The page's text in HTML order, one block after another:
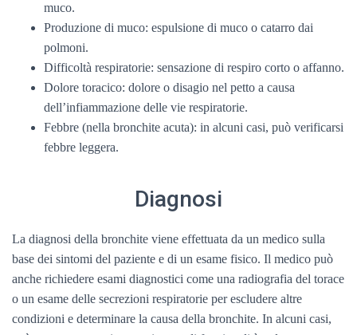
muco.
Produzione di muco: espulsione di muco o catarro dai
polmoni.
Difficoltà respiratorie: sensazione di respiro corto o affanno.
Dolore toracico: dolore o disagio nel petto a causa
dell’infiammazione delle vie respiratorie.
Febbre (nella bronchite acuta): in alcuni casi, può verificarsi
febbre leggera.
Diagnosi
La diagnosi della bronchite viene effettuata da un medico sulla
base dei sintomi del paziente e di un esame fisico. Il medico può
anche richiedere esami diagnostici come una radiografia del torace
o un esame delle secrezioni respiratorie per escludere altre
condizioni e determinare la causa della bronchite. In alcuni casi,